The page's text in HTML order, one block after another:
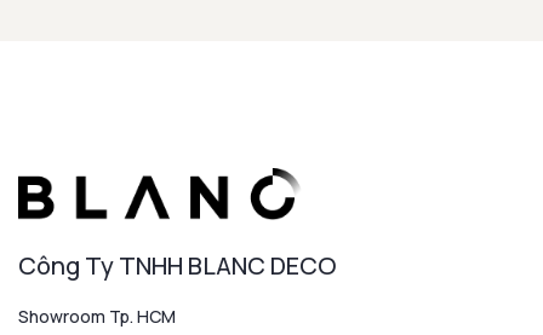
Công Ty TNHH BLANC DECO
Showroom Tp. HCM